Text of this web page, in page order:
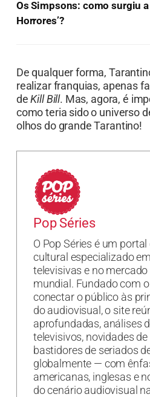
Os Simpsons: como surgiu a
Horrores’?
De qualquer forma,
realizar franquias, apenas
deKill Bill. Mas, agora, é
como teria sido o universo
olhos do grande Tarantino!
Pop Séries
O Pop Séries é um
cultural especializado
televisivas e no
mundial. Fundado com
conectar o público às
do audiovisual, o site
aprofundadas, análises
televisivos, novidades
bastidores de seriados
globalmente — com
americanas, inglesas e
do cenário audiovisual